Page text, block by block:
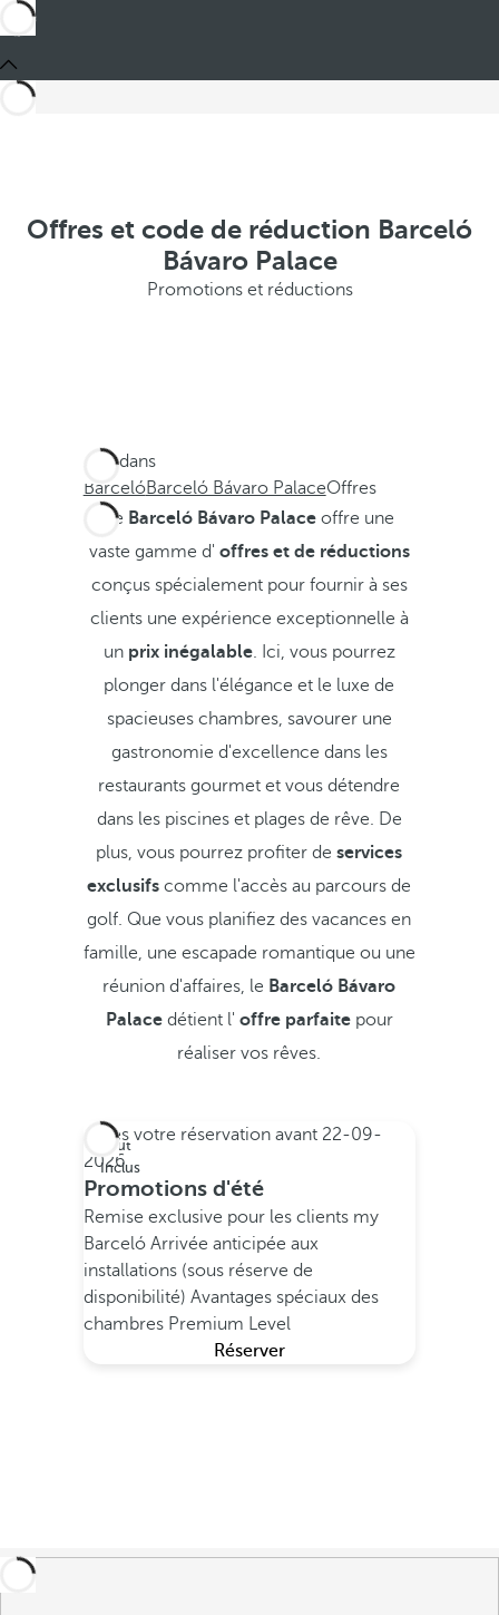
Offres et code de réduction Barceló
Bávaro Palace
Promotions et réductions
Ces dans
BarcelóBarceló Bávaro PalaceOffres
Le Barceló Bávaro Palace offre une
vaste gamme d' offres et de réductions
conçus spécialement pour fournir à ses
clients une expérience exceptionnelle à
unprix inégalable. Ici, vous pourrez
plonger dans l'élégance et le luxe de
spacieuses chambres, savourer une
gastronomie d'excellence dans les
restaurants gourmet et vous détendre
dans les piscines et plages de rêve. De
plus, vous pourrez profiter deservices
exclusifscomme l'accès au parcours de
golf. Que vous planifiez des vacances en
famille, une escapade romantique ou une
réunion d'affaires, le Barceló Bávaro
Palacedétient l' offre parfaite pour
réaliser vos rêves.
Tout
Inclus
Faites votre réservation avant 22-09-
2026
Promotions d'été
Remise exclusive pour les clients my
Barceló Arrivée anticipée aux
installations (sous réserve de
disponibilité) Avantages spéciaux des
chambres Premium Level
Réserver